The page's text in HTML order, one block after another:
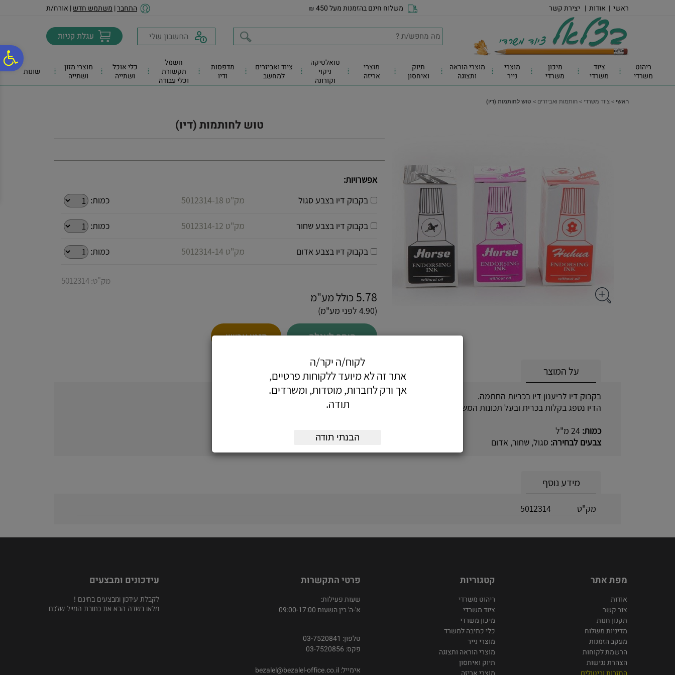
נגישות
אתר
המרכזי
ראשי | אודות | יצירת קשר משלוח חינם בהזמנות מעל 450 ₪ התחבר| משתמש חדש| אורח/ת
ריהוט
משרדי
ציוד
משרדי
מיכון
משרדי
מוצרי
נייר
מוצרי הוראה
ותצוגה
תיוק
ואיחסון
מוצרי
אריזה
טואלטיקה
ניקוי
וקורונה
ציוד ואביזרים
למחשב
מדפסות
ודיו
חשמל
תקשורת
וכלי עבודה
כלי אוכל
ושתייה
מוצרי מזון
ושתייה
שונות
ראשי > ציוד משרדי > חותמות ואביזרים > טוש לחותמות (דיו)
טוש לחותמות (דיו)
אפשרויות:
בקבוק דיו בצבע סגול
מק"ט 5012314-18 כמות:
בקבוק דיו בצבע שחור מק"ט 5012314-12 כמות:
בקבוק דיו בצבע אדום מק"ט 5012314-14 כמות:
מק"ט: 5012314
5.78 כולל מע"מ
(4.90 לפני מע"מ)
הוסף לעגלה הזמן עכשיו
על המוצר
בקבוק דיו לריענון דיו בכריות החתמה.
הדיו נספג בקלות בכרית ובעל תכונות המשאירות אותו לח לאורך זמן.
כמות:
צבעים לבחירה: סגול, שחור, אדום
מידע נוסף
מק"ט 5012314
מפת אתר
אודות
צור קשר
תקנון חנות
מדיניות משלוח
מעקב הזמנות
הרשמת לקוחות
הצהרת נגישות
קטגוריות
ריהוט משרדי
ציוד משרדי
מיכון משרדי
כלי כתיבה למשרד
מוצרי נייר
מוצרי הוראה ותצוגה
תיוק ואיחסון
פרטי התקשרות
שעות פעילות:
א'-ה' בין השעות 09:00-17:00
טלפון: 03-7520841
פקס: 03-7520856
אימייל:bezalel@bezalel-office.co.il
עידכונים ומבצעים
לקבלת עידכון ומבצעים בחינם !
מלאו בשדה הבא את כתובת המייל שלכם
לקוח/ה יקר/ה
אתר זה לא מיועד ללקוחות פרטיים,
אך ורק לחברות, מוסדות, ומשרדים.
תודה.
הבנתי תודה